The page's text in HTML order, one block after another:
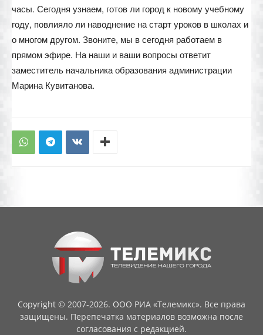
часы. Сегодня узнаем, готов ли город к новому учебному
году, повлияло ли наводнение на старт уроков в школах и
о многом другом. Звоните, мы в сегодня работаем в
прямом эфире. На наши и ваши вопросы ответит
заместитель начальника образования администрации
Марина Кувитанова.
Copyright © 2007-2026. ООО РИА «Телемикс». Все права
защищены. Перепечатка материалов возможна после
согласования с редакцией.